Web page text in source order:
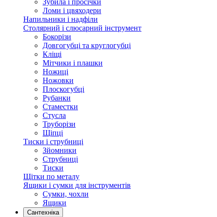
Зубила і просічки
Ломи і цвяходери
Напильники і надфіли
Столярний і слюсарний інструмент
Бокорізи
Довгогубці та круглогубці
Кліщі
Мітчики і плашки
Ножиці
Ножовки
Плоскогубці
Рубанки
Стаместки
Стусла
Труборізи
Щіпці
Тиски і струбниці
Зйомники
Струбниці
Тиски
Щітки по металу
Ящики і сумки для інструментів
Сумки, чохли
Ящики
Сантехніка